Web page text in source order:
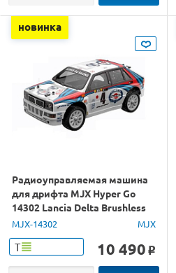
новинка
Радиоуправляемая машина
для дрифта MJX Hyper Go
14302 Lancia Delta Brushless
4WD 2.4G LED 1/14 RTR
MJX-14302 MJX
Т 10 490 o